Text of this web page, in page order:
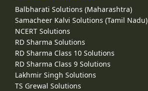
Balbharati Solutions (Maharashtra)
Samacheer Kalvi Solutions (Tamil Nadu)
NCERT Solutions
RD Sharma Solutions
RD Sharma Class 10 Solutions
RD Sharma Class 9 Solutions
Lakhmir Singh Solutions
TS Grewal Solutions